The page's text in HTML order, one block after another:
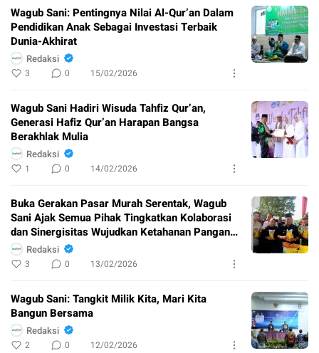
Wagub Sani: Pentingnya Nilai Al-Qur’an Dalam
Pendidikan Anak Sebagai Investasi Terbaik
Dunia-Akhirat
Redaksi
3 0 15/02/2026
Wagub Sani Hadiri Wisuda Tahfiz Qur’an,
Generasi Hafiz Qur’an Harapan Bangsa
Berakhlak Mulia
Redaksi
1 0 14/02/2026
Buka Gerakan Pasar Murah Serentak, Wagub
Sani Ajak Semua Pihak Tingkatkan Kolaborasi
dan Sinergisitas Wujudkan Ketahanan Pangan
Berkelanjuntan
Redaksi
3 0 13/02/2026
Wagub Sani: Tangkit Milik Kita, Mari Kita
Bangun Bersama
Redaksi
2 0 12/02/2026